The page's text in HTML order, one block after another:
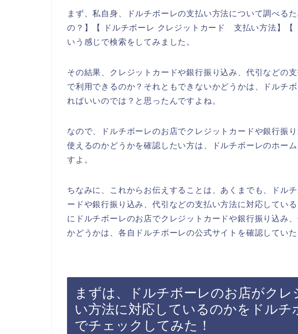
まず、私自身、ドルチボーレの支払い方法について調べる
の？】【 ドルチボーレ クレジットカード 支払い方法】【
いう感じで検索をしてみました。
その結果、クレジットカードや銀行振り込み、代引などの
で利用できるのか？それともできないかどうかは、ドルチ
ればいいのでは？と思ったんですよね。
なので、ドルチボーレのお店でクレジットカードや銀行振
使えるのかどうかを確認したい方は、ドルチボーレのホー
すよ。
ちなみに、これからお伝えすることは、あくまでも、ドル
ードや銀行振り込み、代引などの支払い方法に対応してい
にドルチボーレのお店でクレジットカードや銀行振り込み
かどうかは、各自ドルチボーレの公式サイトを確認していた
まずは、ドルチボーレのお店がク
い方法に対応しているのかをドルチ
でチェックしてみた！